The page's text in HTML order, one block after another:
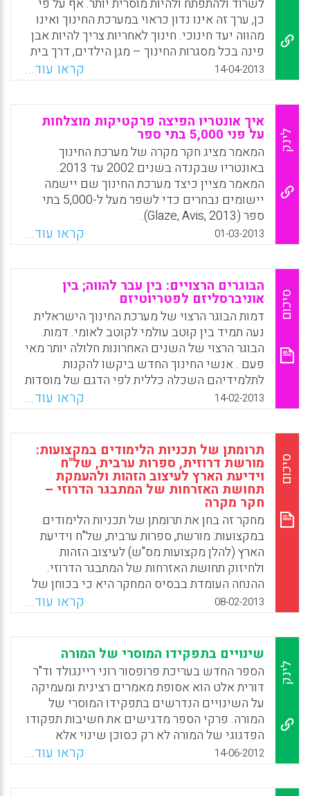
שהספר אינו המבוא הראשון לחינוך הומניסטי של
אלוני, היה אפשר לצפות שיתמודד עם השאלות
הגדולות שבגינן נחלש ונעכר קולו של החינוך
ההומניסטי.
WhatsApp
Facebook
Email
X
לשרוד ולהתפתח ולהיות מוסרית יותר. אף על פי
כן, ערך זה אינו נדון כראוי במערכת החינוך ואינו
מהווה יעד חינוכי. חינוך לאחריות צריך להיות אבן
פינה בכל מסגרות החינוך – מגן הילדים, דרך בית
הספר ועד למוסדות להכשרת מורים; עליו לעורר
מודעות, ביקורת ואוטונומיה אצל הלומדים. רק כך
יוכל כל אחד מהם להתנסות, לטעות, להיכשל,
ולבסוף לקבל אחריות לפעולותיו ( ג`מאל אבו
חסין, סמדר גונן ) .
WhatsApp
Facebook
Email
X
14-04-2013 קראו עוד...
לינק
איך אונטריו הפיצה פרקטיקות מוצלחות
על פני 5,000 בתי ספר
המאמר מציג חקר מקרה של מערכת החינוך
באונטריו שבקנדה בשנים 2002 עד 2013.
המאמר מציין כיצד מערכת החינוך שם יישמה
יישומים נבחרים כדי לשפר מעל ל-5,000 בתי
ספר (Glaze, Avis, 2013).
WhatsApp
Facebook
Email
X 01-03-2013 קראו עוד...
סיכום
הבוגרים הרצויים: בין עבר להווה; בין
אוניברסליזם לפטריוטיזם
דמות הבוגר הרצוי של מערכת החינוך הישראלית
נעה תמיד בין קוטב עולמי לקוטב לאומי. דמות
הבוגר הרצוי של השנים האחרונות חלולה יותר מאי
פעם . אנשי החינוך החדש ביקשו להקנות
לתלמידיהם השכלה כללית לפי הדגם של מוסדות
החינוך האירופיים. אך ככל שהתגברה הרוח
הלאומית בראשית המאה העשרים עבר הדגש
למטרות חינוך לאומיות; אהבת הארץ ותרומה
לחברה המתהווה קודמים להשכלה כללית.
ראעיונות עפ פרופסור אניטה שפירא, פרופסור
יובל דרור , ד"ר אמנון כרמון , ופרופסור רוני אבירם
( נאוה דקל) . .
WhatsApp
Facebook
Email
X
14-02-2013 קראו עוד...
סיכום
תרומתן של תכניות הלימודים במקצועות:
מורשת דרוזית, ספרות ערבית, של"ח
וידיעת הארץ לעיצוב הזהות ולהעמקת
תחושת האזרחות של המתבגר הדרוזי –
חקר מקרה
מחקר זה בחן את תרומתן של תכניות הלימודים
במקצועות: מורשת, ספרות ערבית, של"ח וידיעת
הארץ (להלן מקצועות מס"ש) לעיצוב הזהות
ולחיזוק תחושת האזרחות של המתבגר הדרוזי.
ההנחה העומדת בבסיס המחקר היא כי בכוחן של
תכניות הלימודים ובדרך הוראתן לתרום לעיצוב
הזהות ולהשפיע על העמקת תחושת האזרחות
בקרב המתבגרים. שאלות המחקר הנגזרות הן: האם
תכניות הלימודים במקצועות אלה תורמות לכינונה
של זהות דרוזית ישראלית? וכיצד הדברים באים
לידי ביטוי? ( רנדה עבאס, דבורה קורט) .
WhatsApp
Facebook
Email
X
08-02-2013 קראו עוד...
לינק
שינויים בתפקידו המוסרי של המורה
הספר החדש בעריכת פרופסור רוני ריינגולד וד"ר
דורית אלט הוא אסופת מאמרים רצינית ומעמיקה
על השינויים הנדרשים בתפקידו המוסרי של
המורה. פרקי הספר מדגישים את חשיבות תפקודו
הפדגוגי של המורה לא רק כסוכן שינוי אלא
בראש ובראשונה כסמכות מוסרית בתחומי החינוך
בכלל והחינוך הדמוקרטי בפרט. כותבי המאמרים
דנים בחשיבות הקניית ערכים, חשיבה מוסרית
14-06-2012 קראו עוד...